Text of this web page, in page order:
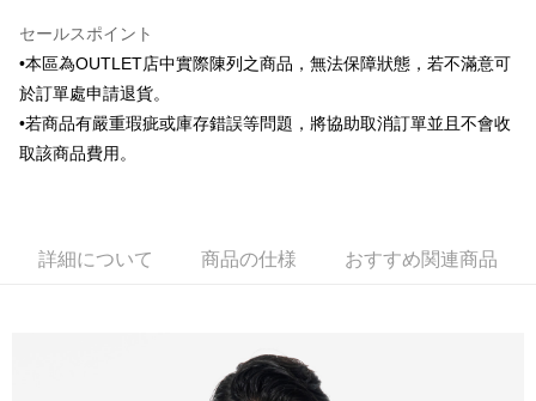
台新國際商業銀行
台湾楽天クレジットカード会社
元大商業銀行
台新國際商業銀行
中国信託商業銀行
台湾楽天クレジットカード会社
Google Pay
ATM払い
配送方法
新竹物流離島宅配
セールスポイント
•本區為OUTLET店中實際陳列之商品，無法保障狀態，若不滿意可
於訂單處申請退貨。
•若商品有嚴重瑕疵或庫存錯誤等問題，將協助取消訂單並且不會收
取該商品費用。
詳細について 商品の仕様 おすすめ関連商品